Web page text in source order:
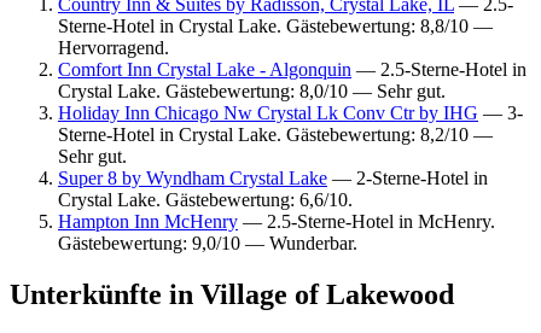
Country Inn & Suites by Radisson, Crystal Lake, IL — 2.5-
Sterne-Hotel in Crystal Lake. Gästebewertung: 8,8/10 —
Hervorragend.
Comfort Inn Crystal Lake - Algonquin — 2.5-Sterne-Hotel in
Crystal Lake. Gästebewertung: 8,0/10 — Sehr gut.
Holiday Inn Chicago Nw Crystal Lk Conv Ctr by IHG — 3-
Sterne-Hotel in Crystal Lake. Gästebewertung: 8,2/10 —
Sehr gut.
Super 8 by Wyndham Crystal Lake — 2-Sterne-Hotel in
Crystal Lake. Gästebewertung: 6,6/10.
Hampton Inn McHenry — 2.5-Sterne-Hotel in McHenry.
Gästebewertung: 9,0/10 — Wunderbar.
Unterkünfte in Village of Lakewood